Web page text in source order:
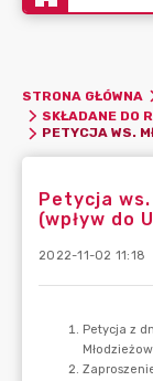
STRONA GŁÓWNA
SKŁADANE DO
Petycja ws.
(wpływ do
2022-11-02 11:18